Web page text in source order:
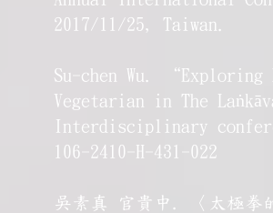
2017/11/25, Taiwan.
Su-chen Wu. “Exploring
Vegetarian in The
Interdisciplinary
106-2410-H-431-022
吳素真 官貴中. 〈太極拳